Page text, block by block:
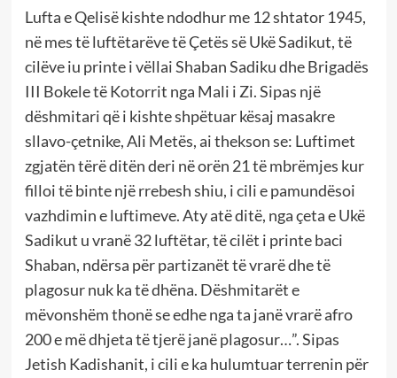
Lufta e Qelisë kishte ndodhur me 12 shtator 1945,
në mes të luftëtarëve të Çetës së Ukë Sadikut, të
cilëve iu printe i vëllai Shaban Sadiku dhe Brigadës
III Bokele të Kotorrit nga Mali i Zi. Sipas një
dëshmitari që i kishte shpëtuar kësaj masakre
sllavo-çetnike, Ali Metës, ai thekson se: Luftimet
zgjatën tërë ditën deri në orën 21 të mbrëmjes kur
filloi të binte një rrebesh shiu, i cili e pamundësoi
vazhdimin e luftimeve. Aty atë ditë, nga çeta e Ukë
Sadikut u vranë 32 luftëtar, të cilët i printe baci
Shaban, ndërsa për partizanët të vrarë dhe të
plagosur nuk ka të dhëna. Dëshmitarët e
mëvonshëm thonë se edhe nga ta janë vrarë afro
200 e më dhjeta të tjerë janë plagosur…”. Sipas
Jetish Kadishanit, i cili e ka hulumtuar terrenin për